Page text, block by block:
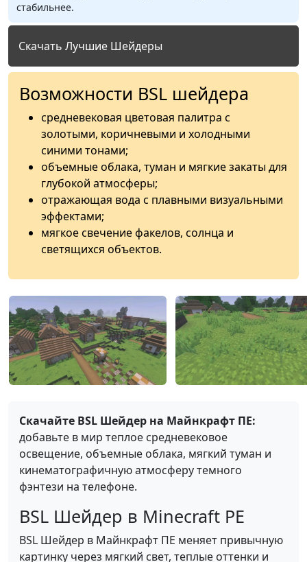
стабильнее.
Скачать Лучшие Шейдеры
Возможности BSL шейдера
средневековая цветовая палитра с
золотыми, коричневыми и холодными
синими тонами;
объемные облака, туман и мягкие закаты для
глубокой атмосферы;
отражающая вода с плавными визуальными
эффектами;
мягкое свечение факелов, солнца и
светящихся объектов.
Скачайте BSL Шейдер на Майнкрафт ПЕ:
добавьте в мир теплое средневековое
освещение, объемные облака, мягкий туман и
кинематографичную атмосферу темного
фэнтези на телефоне.
BSL Шейдер в Minecraft PE
BSL Шейдер в Майнкрафт ПЕ меняет привычную
картинку через мягкий свет, теплые оттенки и